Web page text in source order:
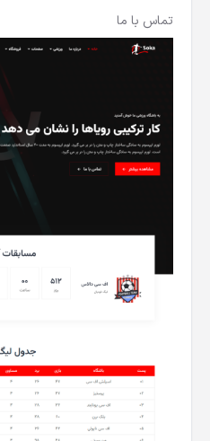
تماس با ما